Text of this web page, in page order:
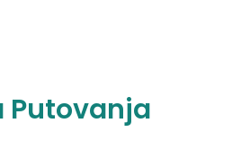
Putovanja